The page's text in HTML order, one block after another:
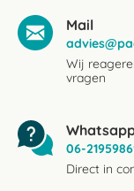
Mail
Wij
vragen
06-
Direct in